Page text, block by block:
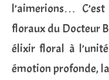
l’aimerions…
floraux du Docteur
élixir floral à
émotion profonde,